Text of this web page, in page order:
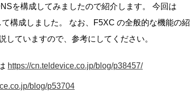
を構成してみましたので紹介します。 今回は
構成しました。 なお、F5XC の全般的な機能の紹
ていますので、参考にしてください。
https://cn.teldevice.co.jp/blog/p38457/
blog/p53704